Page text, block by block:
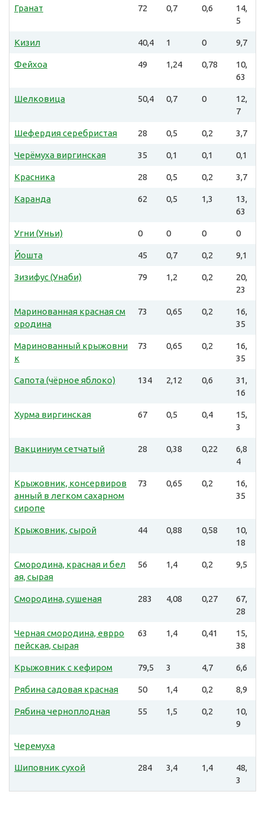
Гранат 72 0,7 0,6
14,
5
Кизил 40,4 1 0 9,7
Фейхоа 49 1,24 0,78
10,
63
Шелковица 50,4 0,7 0
12,
7
Шефердия серебристая 28 0,5 0,2 3,7
Черёмуха виргинская 35 0,1 0,1 0,1
Красника 28 0,5 0,2 3,7
Каранда 62 0,5 1,3
13,
63
Угни (Уньи) 0 0 0 0
Йошта 45 0,7 0,2 9,1
Зизифус (Унаби) 79 1,2 0,2
20,
23
Маринованная красная см
ородина
73 0,65 0,2
16,
35
Маринованный крыжовни
к
73 0,65 0,2
16,
35
Сапота (чёрное яблоко) 134 2,12 0,6
31,
16
Хурма виргинская 67 0,5 0,4
15,
3
Вакциниум сетчатый 28 0,38 0,22
6,8
4
Крыжовник, консервиров
анный в легком сахарном
сиропе
73 0,65 0,2
16,
35
Крыжовник, сырой 44 0,88 0,58
10,
18
Смородина, красная и бел
ая, сырая
56 1,4 0,2 9,5
Смородина, сушеная 283 4,08 0,27
67,
28
Черная смородина, еврро
пейская, сырая
63 1,4 0,41
15,
38
Крыжовник с кефиром 79,5 3 4,7 6,6
Рябина садовая красная 50 1,4 0,2 8,9
Рябина черноплодная 55 1,5 0,2
10,
9
Черемуха
Шиповник сухой 284 3,4 1,4
48,
3